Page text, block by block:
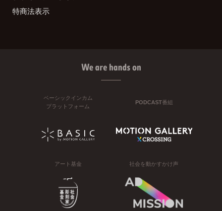
特商法表示
We are hands on
ベーシックインカム
プラットフォーム
PODCAST番組
アート基金 社会を動かすかけ声